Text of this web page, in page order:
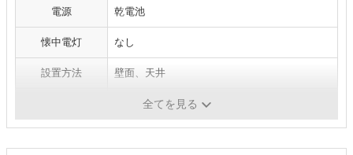
電源 乾電池
懐中電灯 なし
設置方法 壁面、天井
全てを見る